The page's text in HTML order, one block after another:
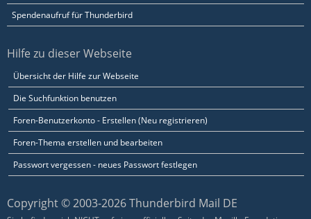
Spendenaufruf für Thunderbird
Hilfe zu dieser Webseite
Übersicht der Hilfe zur Webseite
Die Suchfunktion benutzen
Foren-Benutzerkonto - Erstellen (Neu registrieren)
Foren-Thema erstellen und bearbeiten
Passwort vergessen - neues Passwort festlegen
Copyright © 2003-2026 Thunderbird Mail DE